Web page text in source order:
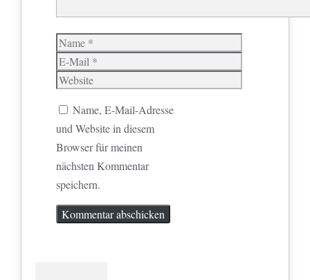
Name
E-
Mail
Website
Name, E-Mail-Adresse
und Website in diesem
Browser für meinen
nächsten Kommentar
speichern.